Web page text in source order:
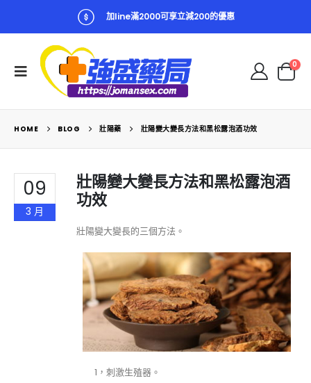
加line滿2000可享立減200的優惠
0
HOME BLOG 壯陽藥 壯陽變大變長方法和黑松露泡酒功效
09
3 月
壯陽變大變長方法和黑松露泡酒
功效
壯陽變大變長的三個方法。
1，刺激生殖器。